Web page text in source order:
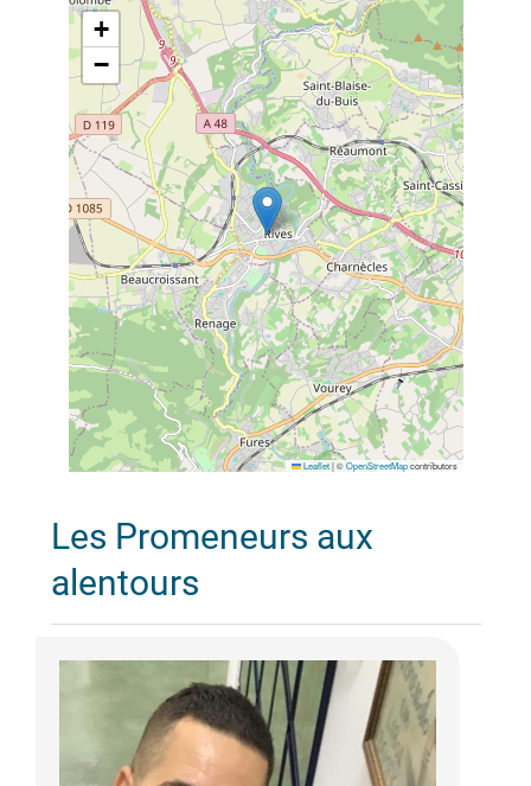
+
−
Leaflet |©OpenStreetMapcontributors
Les Promeneurs aux
alentours